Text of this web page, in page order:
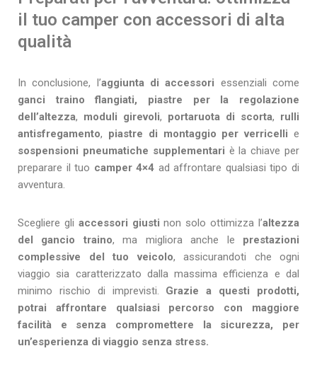
il tuo camper con accessori di alta
qualità
In conclusione, l’aggiunta di accessori essenziali come
ganci traino flangiati, piastre per la regolazione
dell’altezza, moduli girevoli, portaruota di scorta, rulli
antisfregamento, piastre di montaggio per verricellie
sospensioni pneumatiche supplementari è la chiave per
preparare il tuo camper 4×4 ad affrontare qualsiasi tipo di
avventura.
Scegliere gli accessori giusti non solo ottimizza l’altezza
del gancio traino, ma migliora anche le prestazioni
complessive del tuo veicolo, assicurandoti che ogni
viaggio sia caratterizzato dalla massima efficienza e dal
minimo rischio di imprevisti. Grazie a questi prodotti,
potrai affrontare qualsiasi percorso con maggiore
facilità e senza compromettere la sicurezza, per
un’esperienza di viaggio senza stress.